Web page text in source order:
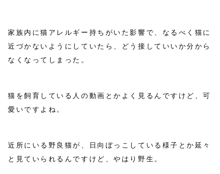
家族内に猫アレルギー持ちがいた影響で、なるべく猫に
近づかないようにしていたら、どう接していいか分から
なくなってしまった。
猫を飼育している人の動画とかよく見るんですけど、可
愛いですよね。
近所にいる野良猫が、日向ぼっこしている様子とか延々
と見ていられるんですけど、やはり野生。